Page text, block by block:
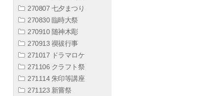
270807 七夕まつり
270830 臨時大祭
270910 随神木彫
270913 禊祓行事
271017 ドラマロケ
271106 クラフト祭
271114 朱印等講座
271123 新嘗祭